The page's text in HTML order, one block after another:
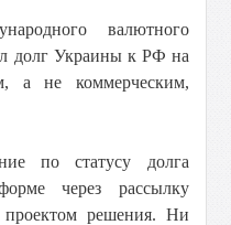
валютного
долг Украины к РФ на
а не коммерческим,
по статусу долга
через рассылку
проектом решения. Ни